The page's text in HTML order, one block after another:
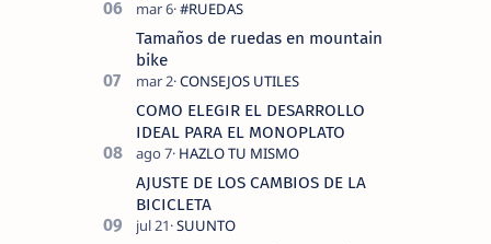
Tamaños de ruedas en mountain
bike
COMO ELEGIR EL DESARROLLO
IDEAL PARA EL MONOPLATO
AJUSTE DE LOS CAMBIOS DE LA
BICICLETA